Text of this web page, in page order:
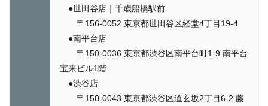
●世田谷店｜千歳船橋駅前
〒156-0052 東京都世田谷区経堂4丁目19-4
●南平台店
〒150-0036 東京都渋谷区南平台町1-9 南平台
宝来ビル1階
●渋谷店
〒150-0043 東京都渋谷区道玄坂2丁目6-2 藤